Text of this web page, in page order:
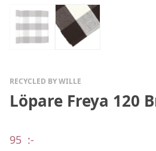
RECYCLED BY WILLE
Löpare Freya 120
95 :-